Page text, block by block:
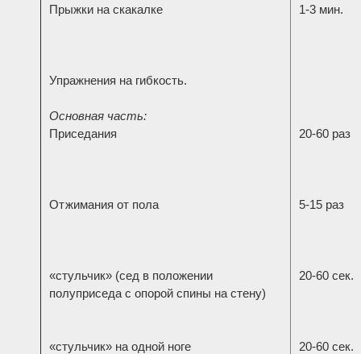
Прыжки на скакалке
Упражнения на гибкость.
Основная часть:
Приседания
Отжимания от пола
«стульчик» (сед в положении
полуприседа с опорой спины на стену)
«стульчик» на одной ноге
1-3 мин.
20-60 раз
5-15 раз
20-60 сек.
20-60 сек.